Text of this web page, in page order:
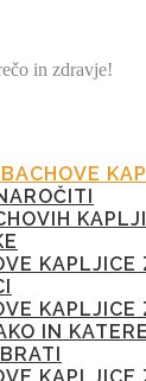
in zdravje!
KAPLJICE
KAPLJICE
IN